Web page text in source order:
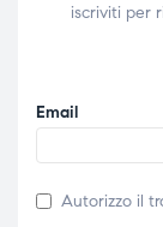
iscriviti per
Email
Autorizzo il